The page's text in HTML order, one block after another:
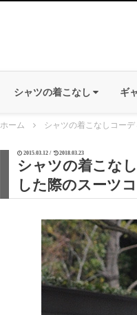
シャツの着こなし ギ
ホーム シャツの着こなしコーデ
2015.03.12 / 2018.03.23
シャツの着こな
した際のスーツ